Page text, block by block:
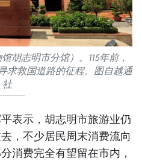
胡志明市分馆）。115年前，
求救国道路的征程。图自越通
社
表示，胡志明市旅游业仍
，不少居民周末消费流向
消费完全有望留在市内，